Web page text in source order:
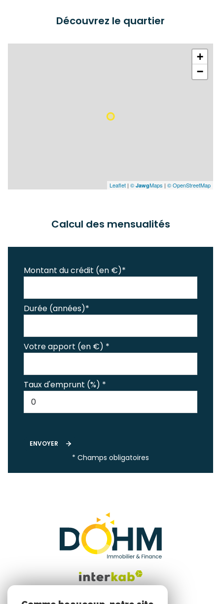
Découvrez le quartier
+
−
Leaflet | © JawgMaps | © OpenStreetMap
Calcul des mensualités
Montant du crédit (en €)*
Durée (années)*
Votre apport (en €) *
Taux d'emprunt (%) *
ENVOYER
* Champs obligatoires